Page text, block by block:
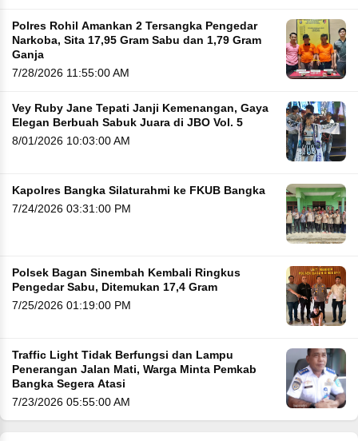
Polres Rohil Amankan 2 Tersangka Pengedar
Narkoba, Sita 17,95 Gram Sabu dan 1,79 Gram
Ganja
7/28/2026 11:55:00 AM
Vey Ruby Jane Tepati Janji Kemenangan, Gaya
Elegan Berbuah Sabuk Juara di JBO Vol. 5
8/01/2026 10:03:00 AM
Kapolres Bangka Silaturahmi ke FKUB Bangka
7/24/2026 03:31:00 PM
Polsek Bagan Sinembah Kembali Ringkus
Pengedar Sabu, Ditemukan 17,4 Gram
7/25/2026 01:19:00 PM
Traffic Light Tidak Berfungsi dan Lampu
Penerangan Jalan Mati, Warga Minta Pemkab
Bangka Segera Atasi
7/23/2026 05:55:00 AM